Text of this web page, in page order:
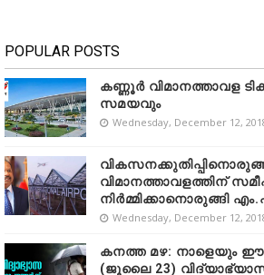
POPULAR POSTS
കണ്ണൂർ വിമാനത്താവള
സമയവും
Wednesday, December 12,
വിമാനത്താവളത്തിന്
നിർമ്മിക്കാനൊരുങ്ങി
Wednesday, December 12,
കനത്ത മഴ: നാളെയും ഈ
(ജൂലൈ 23)